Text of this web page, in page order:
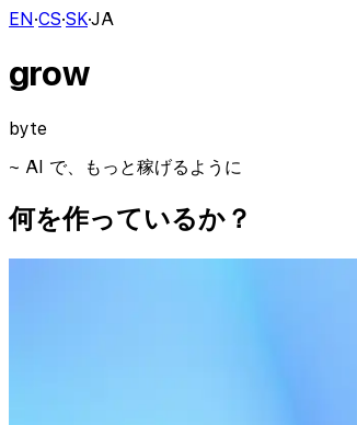
EN·CS·SK·JA
grow
byte
~ AI で、もっと稼げるように
何を作っているか？